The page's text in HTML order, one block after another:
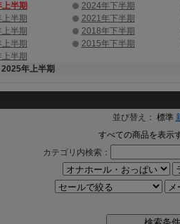
半期 2024年下半期
半期 2021年下半期
半期 2018年下半期
半期 2015年下半期
半期
2025年上半期
並び替え： 標準
すべての商品を表示
カテゴリ内検索：